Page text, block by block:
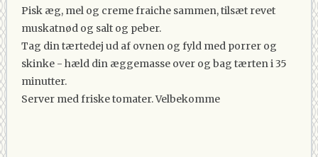
Pisk æg, mel og creme fraiche sammen, tilsæt revet
muskatnød og salt og peber.
Tag din tærtedej ud af ovnen og fyld med porrer og
skinke - hæld din æggemasse over og bag tærten i 35
minutter.
Server med friske tomater. Velbekomme